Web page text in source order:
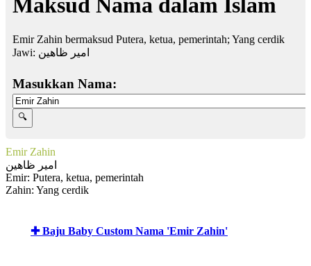
Maksud Nama dalam Islam
Emir Zahin bermaksud Putera, ketua, pemerintah; Yang cerdik
Jawi: امير ظاهين
Masukkan Nama:
Emir Zahin
امير ظاهين
Emir: Putera, ketua, pemerintah
Zahin: Yang cerdik
✚ Baju Baby Custom Nama 'Emir Zahin'